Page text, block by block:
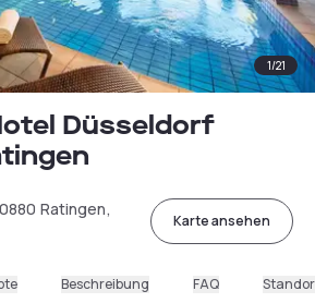
1/21
Düsseldorf
Ratingen,
Karte ansehen
Beschreibung FAQ